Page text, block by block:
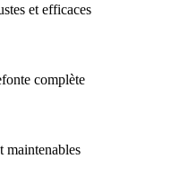
et efficaces
complète
maintenables